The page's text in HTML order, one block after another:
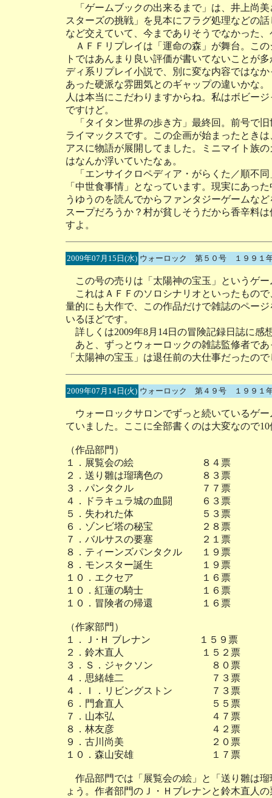
「ゲームブックの出来るまで」は、井上尚
スターズの挑戦」を見本にフラグ処理などの
など交えていて、今までありそうでなかった
ＡＦＦリプレイは「運命の森」が舞台。こ
トではあんまり良い評価が書いてないことが
ディ系リプレイ小説で、別に変な内容ではな
あった硬派な雰囲気とのギャップの違いかな
人は本当にこだわりますからね。私はボビー
ですけど。
「タイタン世界の歩き方」最終回。前号で
ライマックスです。この企画が始まったとき
アスに物語が展開してました。ミニマイト族
はなんか浮いていたなぁ。
「エンサイクロペディア・がらくた／順不
「中世食事情」となっています。現実にあっ
うゆうのを読んでからファンタジーゲームな
スープだろうか？村が貧しそうだから香辛料
すよ。
2009年07月15日(水) ウォーロック 第５０号 １９９１
この号の売りは「太陽神の宝玉」というゲ
これはＡＦＦのソロシナリオといったもの
量的にも大作で、この作品だけで雑誌のペー
いるほどです。
詳しくは2009年8月14日の冒険記録日誌に感
あと、ずっとウォーロックの雑誌監修者で
「太陽神の宝玉」は退任前の大仕事だったの
2009年07月14日(火) ウォーロック 第４９号 １９９１
ウォーロックサロンでずっと続いているゲ
ていました。ここに全部書くのは大変なので
（作品部門）
１．展覧会の絵 ８４票
２．送り雛は瑠璃色の ８３票
３．パンタクル ７７票
４．ドラキュラ城の血闘 ６３票
５．失われた体 ５３票
６．ゾンビ塔の秘宝 ２８票
７．バルサスの要塞 ２１票
８．ティーンズパンタクル １９票
８．モンスター誕生 １９票
１０．エクセア １６票
１０．紅蓮の騎士 １６票
１０．冒険者の帰還 １６票
（作家部門）
１．Ｊ･Ｈ ブレナン １５９票
２．鈴木直人 １５２票
３．Ｓ．ジャクソン ８０票
４．思緒雄二 ７３票
４．Ｉ．リビングストン ７３票
６．門倉直人 ５５票
７．山本弘 ４７票
８．林友彦 ４２票
９．古川尚美 ２０票
１０．森山安雄 １７票
作品部門では「展覧会の絵」と「送り雛は
ょう。作者部門のＪ・Ｈブレナンと鈴木直人